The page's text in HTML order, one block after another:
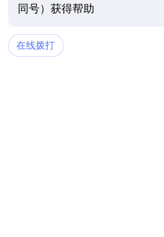
同号）获得帮助
在线拨打